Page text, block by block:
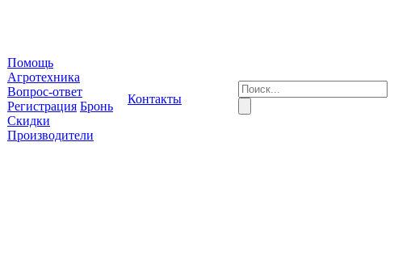
Помощь
Агротехника
Вопрос-ответ
Регистрация Бронь
Скидки
Производители
Контакты